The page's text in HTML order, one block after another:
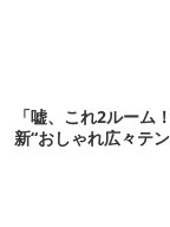
「嘘、これ2ルーム
新“おしゃれ広々テ